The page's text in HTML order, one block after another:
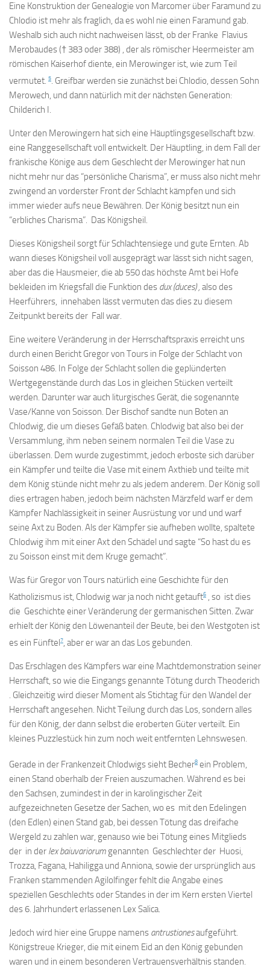
Eine Konstruktion der Genealogie von Marcomer über Faramund zu
Chlodio ist mehr als fraglich, da es wohl nie einen Faramund gab.
Weshalb sich auch nicht nachweisen lässt, ob der Franke Flavius
Merobaudes († 383 oder 388) , der als römischer Heermeister am
römischen Kaiserhof diente, ein Merowinger ist, wie zum Teil
vermutet. 5. Greifbar werden sie zunächst bei Chlodio, dessen Sohn
Merowech, und dann natürlich mit der nächsten Generation:
Childerich I.
Unter den Merowingern hat sich eine Häuptlingsgesellschaft bzw.
eine Ranggesellschaft voll entwickelt. Der Häuptling, in dem Fall der
fränkische Könige aus dem Geschlecht der Merowinger hat nun
nicht mehr nur das “persönliche Charisma”, er muss also nicht mehr
zwingend an vorderster Front der Schlacht kämpfen und sich
immer wieder aufs neue Bewähren. Der König besitzt nun ein
“erbliches Charisma”. Das Königsheil.
Dieses Königsheil sorgt für Schlachtensiege und gute Ernten. Ab
wann dieses Königsheil voll ausgeprägt war lässt sich nicht sagen,
aber das die Hausmeier, die ab 550 das höchste Amt bei Hofe
bekleiden im Kriegsfall die Funktion des dux (duces) , also des
Heerführers, innehaben lässt vermuten das dies zu diesem
Zeitpunkt bereits der Fall war.
Eine weitere Veränderung in der Herrschaftspraxis erreicht uns
durch einen Bericht Gregor von Tours in Folge der Schlacht von
Soisson 486. In Folge der Schlacht sollen die geplünderten
Wertgegenstände durch das Los in gleichen Stücken verteilt
werden. Darunter war auch liturgisches Gerät, die sogenannte
Vase/Kanne von Soisson. Der Bischof sandte nun Boten an
Chlodwig, die um dieses Gefäß baten. Chlodwig bat also bei der
Versammlung, ihm neben seinem normalen Teil die Vase zu
überlassen. Dem wurde zugestimmt, jedoch erboste sich darüber
ein Kämpfer und teilte die Vase mit einem Axthieb und teilte mit
dem König stünde nicht mehr zu als jedem anderem. Der König soll
dies ertragen haben, jedoch beim nächsten Märzfeld warf er dem
Kämpfer Nachlässigkeit in seiner Ausrüstung vor und und warf
seine Axt zu Boden. Als der Kämpfer sie aufheben wollte, spaltete
Chlodwig ihm mit einer Axt den Schädel und sagte “So hast du es
zu Soisson einst mit dem Kruge gemacht”.
Was für Gregor von Tours natürlich eine Geschichte für den
Katholizismus ist, Chlodwig war ja noch nicht getauft6 , so ist dies
die Geschichte einer Veränderung der germanischen Sitten. Zwar
erhielt der König den Löwenanteil der Beute, bei den Westgoten ist
es ein Fünftel7, aber er war an das Los gebunden.
Das Erschlagen des Kämpfers war eine Machtdemonstration seiner
Herrschaft, so wie die Eingangs genannte Tötung durch Theoderich
. Gleichzeitig wird dieser Moment als Stichtag für den Wandel der
Herrschaft angesehen. Nicht Teilung durch das Los, sondern alles
für den König, der dann selbst die eroberten Güter verteilt. Ein
kleines Puzzlestück hin zum noch weit entfernten Lehnswesen.
Gerade in der Frankenzeit Chlodwigs sieht Becher8 ein Problem,
einen Stand oberhalb der Freien auszumachen. Während es bei
den Sachsen, zumindest in der in karolingischer Zeit
aufgezeichneten Gesetze der Sachen, wo es mit den Edelingen
(den Edlen) einen Stand gab, bei dessen Tötung das dreifache
Wergeld zu zahlen war, genauso wie bei Tötung eines Mitglieds
der in der lex baiuvariorum genannten Geschlechter der Huosi,
Trozza, Fagana, Hahiligga und Anniona, sowie der ursprünglich aus
Franken stammenden Agilolfinger fehlt die Angabe eines
speziellen Geschlechts oder Standes in der im Kern ersten Viertel
des 6. Jahrhundert erlassenen Lex Salica.
Jedoch wird hier eine Gruppe namens antrustionesaufgeführt.
Königstreue Krieger, die mit einem Eid an den König gebunden
waren und in einem besonderen Vertrauensverhältnis standen.